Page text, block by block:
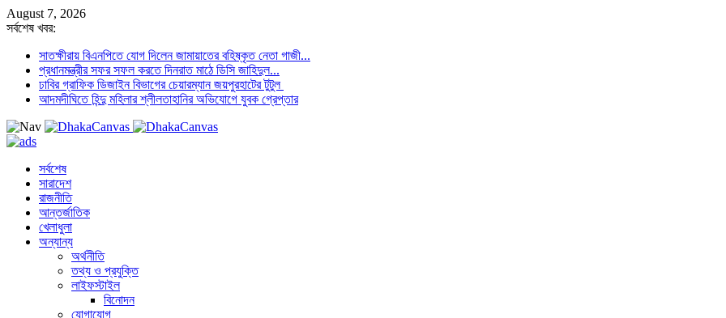
August 7, 2026
সর্বশেষ খবর:
সাতক্ষীরায় বিএনপিতে যোগ দিলেন জামায়াতের বহিষ্কৃত নেতা গাজী...
প্রধানমন্ত্রীর সফর সফল করতে দিনরাত মাঠে ডিসি জাহিদুল...
ঢাবির গ্রাফিক ডিজাইন বিভাগের চেয়ারম্যান জয়পুরহাটের টুটুল
আদমদীঘিতে হিন্দু মহিলার শ্লীলতাহানির অভিযোগে যুবক গ্রেপ্তার
সর্বশেষ
সারাদেশ
রাজনীতি
আন্তর্জাতিক
খেলাধুলা
অন্যান্য
অর্থনীতি
তথ্য ও প্রযুক্তি
লাইফস্টাইল
বিনোদন
যোগাযোগ